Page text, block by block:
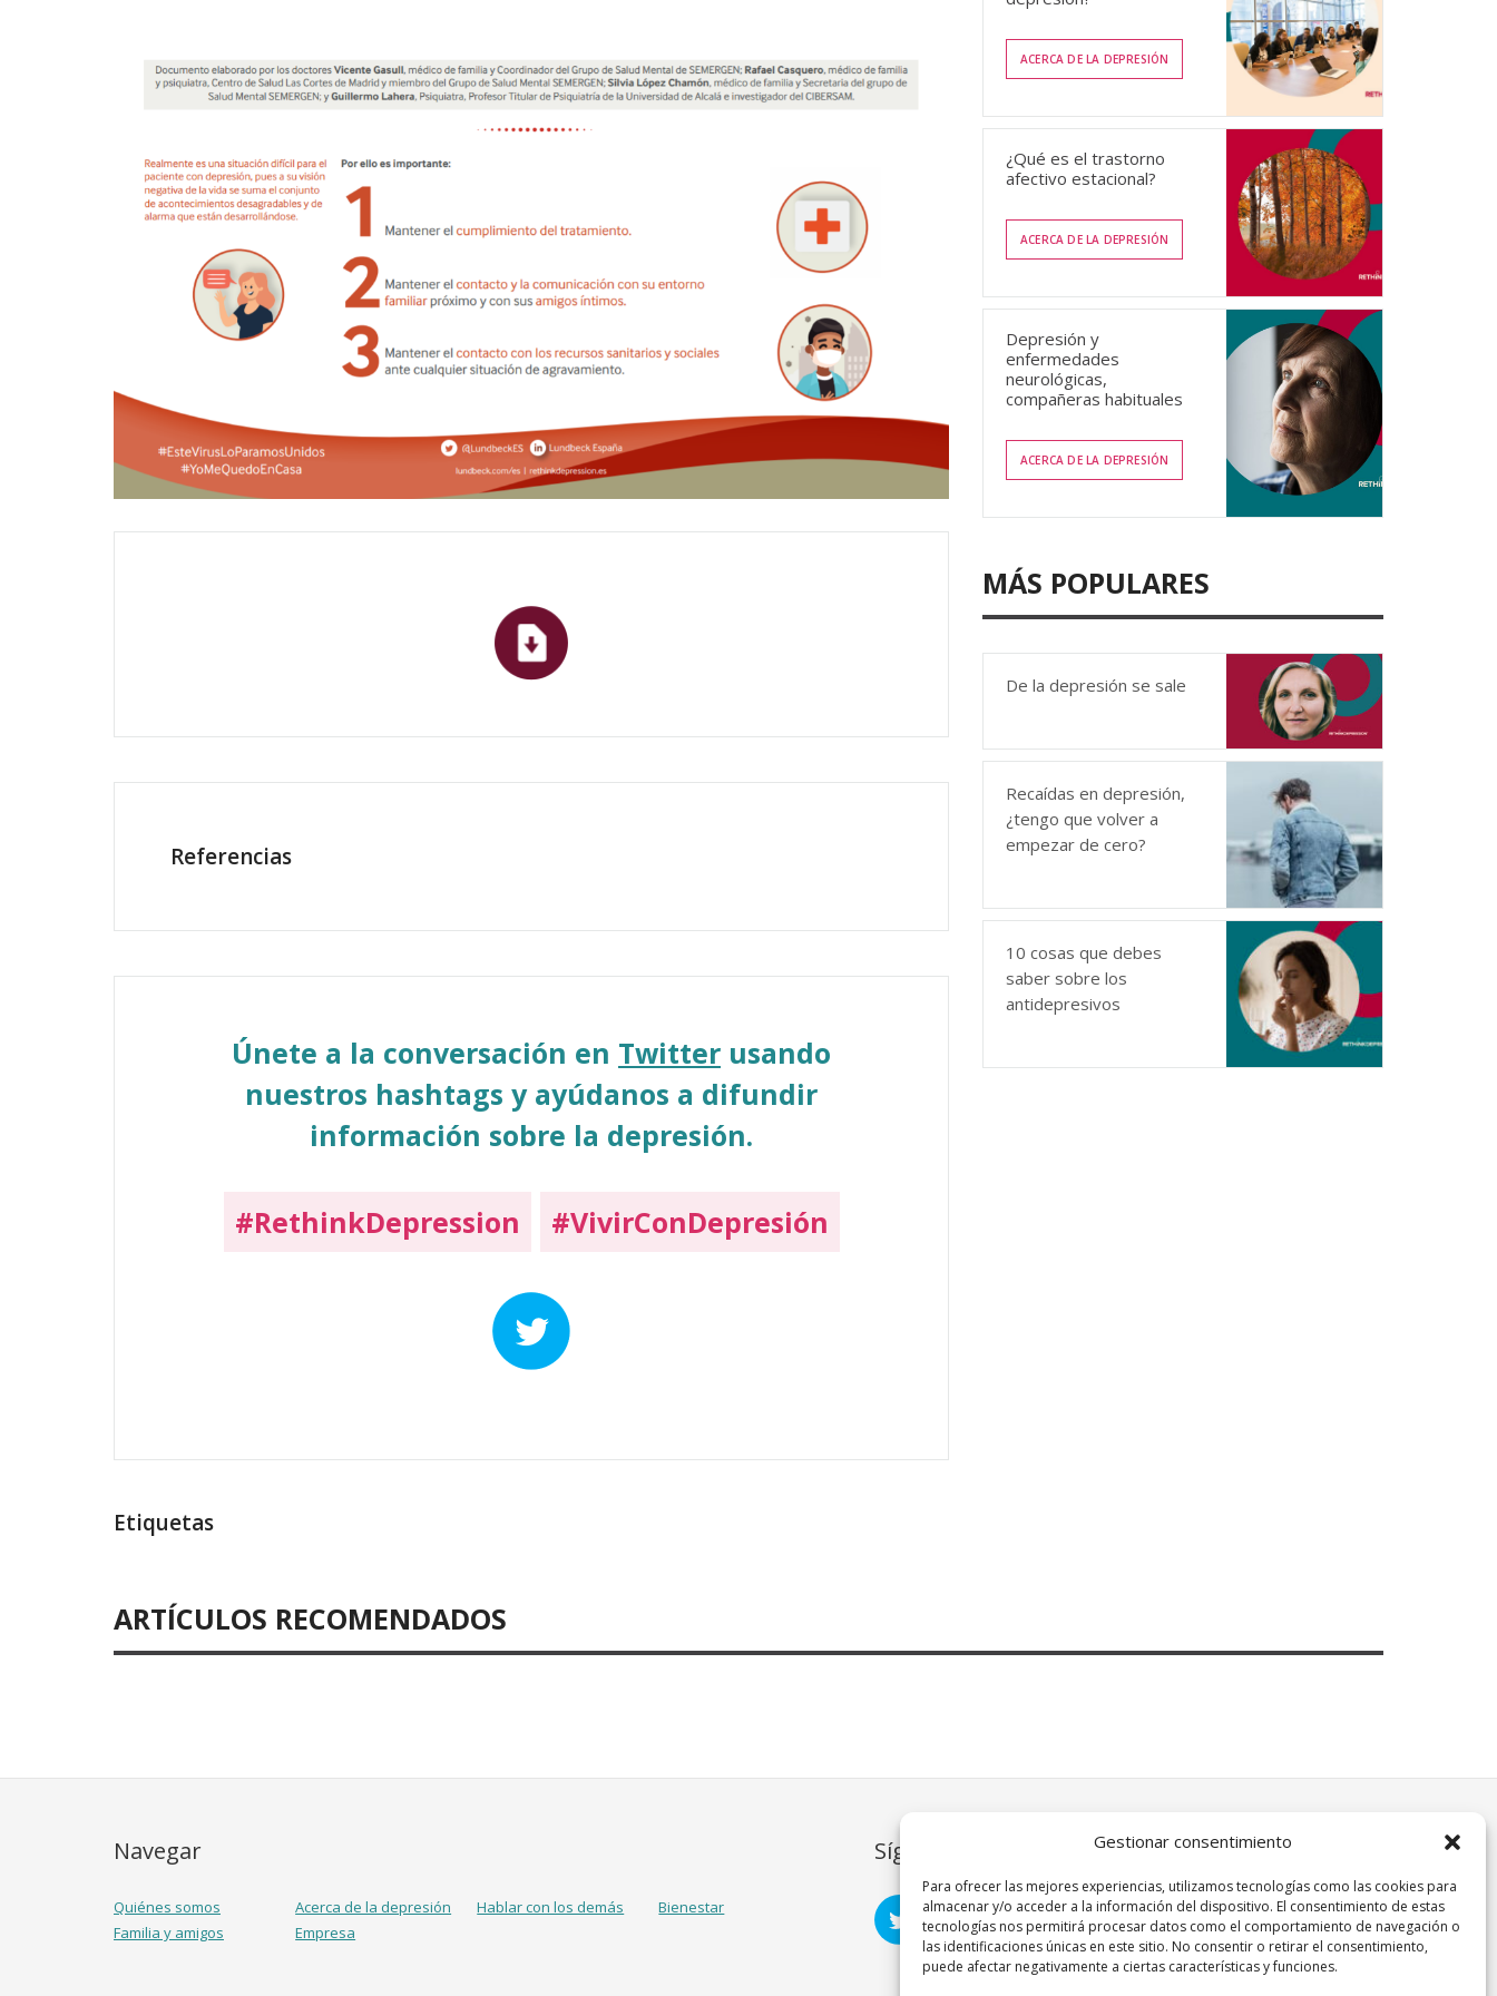
Gestionar consentimiento
Para ofrecer las mejores experiencias, utilizamos tecnologías como las cookies para
almacenar y/o acceder a la información del dispositivo. El consentimiento de estas
tecnologías nos permitirá procesar datos como el comportamiento de navegación o
las identificaciones únicas en este sitio. No consentir o retirar el consentimiento,
puede afectar negativamente a ciertas características y funciones.
Referencias
Únete a la conversación en Twitter usando
nuestros hashtags y ayúdanos a difundir
información sobre la depresión.
#RethinkDepression #VivirConDepresión
Etiquetas
ACERCA DE LA DEPRESIÓN
¿Qué es el trastorno
afectivo estacional?
ACERCA DE LA DEPRESIÓN
Depresión y
enfermedades
neurológicas,
compañeras habituales
ACERCA DE LA DEPRESIÓN
MÁS POPULARES
De la depresión se sale
Recaídas en depresión,
¿tengo que volver a
empezar de cero?
10 cosas que debes
saber sobre los
antidepresivos
ARTÍCULOS RECOMENDADOS
Navegar
Quiénes somos Acerca de la depresión Hablar con los demás
Bienestar
Familia y amigos
Empresa
Síguenos